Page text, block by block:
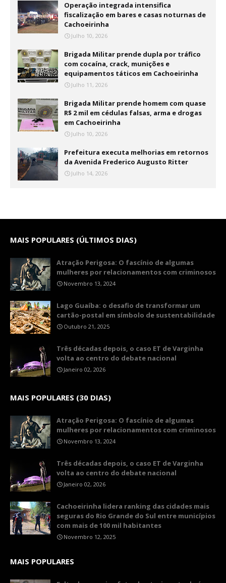
Operação integrada intensifica
fiscalização em bares e casas noturnas de
Cachoeirinha
Julho 10, 2026
Brigada Militar prende dupla por tráfico
com cocaína, crack, munições e
equipamentos táticos em Cachoeirinha
Julho 11, 2026
Brigada Militar prende homem com quase
R$ 2 mil em cédulas falsas, arma e drogas
em Cachoeirinha
Julho 10, 2026
Prefeitura executa melhorias em retornos
da Avenida Frederico Augusto Ritter
Julho 14, 2026
MAIS POPULARES (ÚLTIMOS DIAS)
Atração Perigosa: O fascínio de algumas
mulheres por relacionamentos com criminosos
Novembro 13, 2024
Lago Guaíba: o desafio de transformar um
cartão-postal em símbolo de sustentabilidade
Outubro 21, 2025
Três décadas depois, o caso ET de Varginha
volta ao centro do debate nacional
Janeiro 02, 2026
MAIS POPULARES (30 DIAS)
Atração Perigosa: O fascínio de algumas
mulheres por relacionamentos com criminosos
Novembro 13, 2024
Três décadas depois, o caso ET de Varginha
volta ao centro do debate nacional
Janeiro 02, 2026
Cachoeirinha lidera ranking das cidades mais
seguras do Rio Grande do Sul entre municípios
com mais de 100 mil habitantes
Novembro 12, 2025
MAIS POPULARES